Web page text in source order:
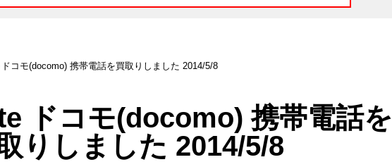
コモ(docomo) 携帯電話を買取りしました 2014/5/8
ドコモ(docomo) 携帯電話を
りしました 2014/5/8